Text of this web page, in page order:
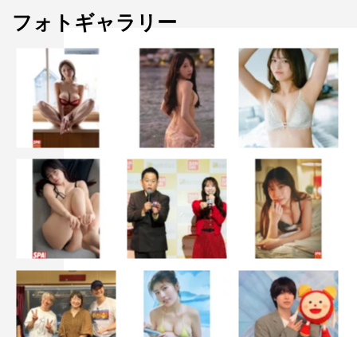
上演されている！』みたいな興奮も感じられると思いま
す。ちなみに僕の場合はダウンタウンさんのラジオで投稿
を読んでもらったのがこの世界に入ったきっかけですか
ら」と語った。
最後に寺脇は「とにかくエンターテインメントの火を消し
たくないという想いからこの企画が始まりました。今でき
る事をできる範囲でやりたい。辛いことも多い日々です
が、僕らは前向きに一緒に力強く歩いていきたいです」と
締めくくった。
公演情報
「あなたと作る～etude The 美4」
2020年10月21日（水）後7時開演
フォトギャラリー